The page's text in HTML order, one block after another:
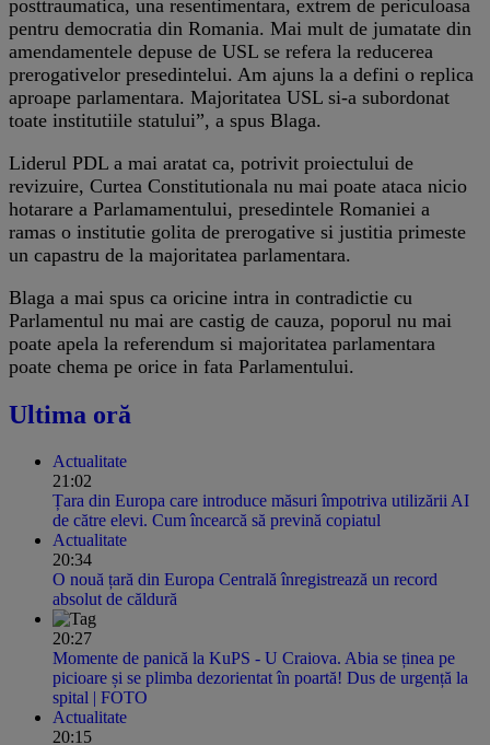
posttraumatica, una resentimentara, extrem de periculoasa
pentru democratia din Romania. Mai mult de jumatate din
amendamentele depuse de USL se refera la reducerea
prerogativelor presedintelui. Am ajuns la a defini o replica
aproape parlamentara. Majoritatea USL si-a subordonat
toate institutiile statului”, a spus Blaga.
Liderul PDL a mai aratat ca, potrivit proiectului de
revizuire, Curtea Constitutionala nu mai poate ataca nicio
hotarare a Parlamamentului, presedintele Romaniei a
ramas o institutie golita de prerogative si justitia primeste
un capastru de la majoritatea parlamentara.
Blaga a mai spus ca oricine intra in contradictie cu
Parlamentul nu mai are castig de cauza, poporul nu mai
poate apela la referendum si majoritatea parlamentara
poate chema pe orice in fata Parlamentului.
Ultima oră
Actualitate
21:02
Țara din Europa care introduce măsuri împotriva utilizării AI
de către elevi. Cum încearcă să prevină copiatul
Actualitate
20:34
O nouă țară din Europa Centrală înregistrează un record
absolut de căldură
20:27
Momente de panică la KuPS - U Craiova. Abia se ținea pe
picioare și se plimba dezorientat în poartă! Dus de urgență la
spital | FOTO
Actualitate
20:15